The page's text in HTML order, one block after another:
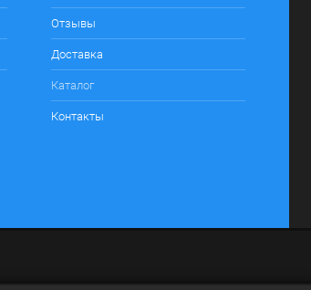
Отзывы
Доставка
Каталог
Контакты